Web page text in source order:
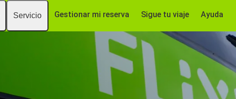
Servicio Gestionar mi reserva Sigue tu viaje Ayuda